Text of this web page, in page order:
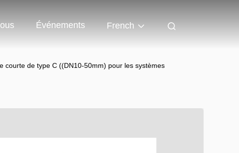
Événements French
courte de type C ((DN10-50mm) pour les systèmes